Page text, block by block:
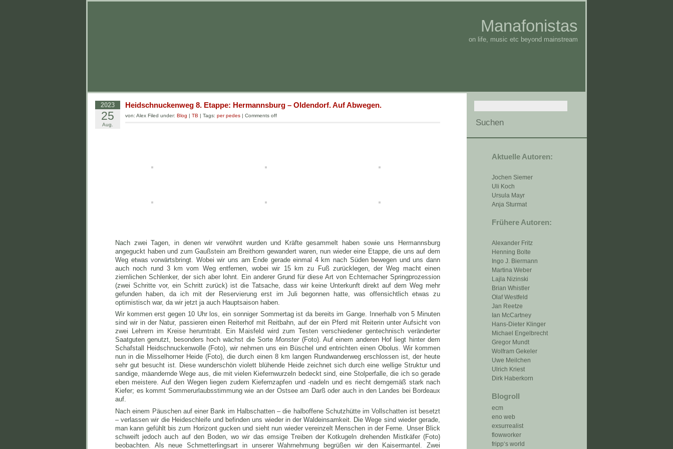
Manafonistas
on life, music etc beyond mainstream
Aktuelle Autoren:
Jochen Siemer
Uli Koch
Ursula Mayr
Anja Sturmat
Frühere Autoren:
Alexander Fritz
Henning Bolte
Ingo J. Biermann
Martina Weber
Lajla Nizinski
Brian Whistler
Olaf Westfeld
Jan Reetze
Ian McCartney
Hans-Dieter Klinger
Michael Engelbrecht
Gregor Mundt
Wolfram Gekeler
Uwe Meilchen
Ulrich Kriest
Dirk Haberkorn
Blogroll
ecm
eno web
exsurrealist
flowworker
fripp‘s world
2023
25
Aug.
Heidschnuckenweg 8. Etappe: Hermannsburg – Oldendorf. Auf Abwegen.
von: Alex Filed under: Blog | TB | Tags: per pedes | Comments off
Nach zwei Tagen, in denen wir verwöhnt wurden und Kräfte gesammelt haben sowie uns Hermannsburg
angeguckt haben und zum Gaußstein am Breithorn gewandert waren, nun wieder eine Etappe, die uns auf dem
Weg etwas vorwärtsbringt. Wobei wir uns am Ende gerade einmal 4 km nach Süden bewegen und uns dann
auch noch rund 3 km vom Weg entfernen, wobei wir 15 km zu Fuß zurücklegen, der Weg macht einen
ziemlichen Schlenker, der sich aber lohnt. Ein anderer Grund für diese Art von Echternacher Springprozession
(zwei Schritte vor, ein Schritt zurück) ist die Tatsache, dass wir keine Unterkunft direkt auf dem Weg mehr
gefunden haben, da ich mit der Reservierung erst im Juli begonnen hatte, was offensichtlich etwas zu
optimistisch war, da wir jetzt ja auch Hauptsaison haben.
Wir kommen erst gegen 10 Uhr los, ein sonniger Sommertag ist da bereits im Gange. Innerhalb von 5 Minuten
sind wir in der Natur, passieren einen Reiterhof mit Reitbahn, auf der ein Pferd mit Reiterin unter Aufsicht von
zwei Lehrern im Kreise herumtrabt. Ein Maisfeld wird zum Testen verschiedener gentechnisch veränderter
Saatguten genutzt, besonders hoch wächst die SorteMonster(Foto). Auf einem anderen Hof liegt hinter dem
Schafstall Heidschnuckenwolle (Foto), wir nehmen uns ein Büschel und entrichten einen Obolus. Wir kommen
nun in die Misselhorner Heide (Foto), die durch einen 8 km langen Rundwanderweg erschlossen ist, der heute
sehr gut besucht ist. Diese wunderschön violett blühende Heide zeichnet sich durch eine wellige Struktur und
sandige, mäandernde Wege aus, die mit vielen Kiefernwurzeln bedeckt sind, eine Stolperfalle, die ich so gerade
eben meistere. Auf den Wegen liegen zudem Kiefernzapfen und -nadeln und es riecht demgemäß stark nach
Kiefer; es kommt Sommerurlaubsstimmung wie an der Ostsee am Darß oder auch in den Landes bei Bordeaux
auf.
Nach einem Päuschen auf einer Bank im Halbschatten – die halboffene Schutzhütte im Vollschatten ist besetzt
– verlassen wir die Heideschleife und befinden uns wieder in der Waldeinsamkeit. Die Wege sind wieder gerade,
man kann gefühlt bis zum Horizont gucken und sieht nun wieder vereinzelt Menschen in der Ferne. Unser Blick
schweift jedoch auch auf den Boden, wo wir das emsige Treiben der Kotkugeln drehenden Mistkäfer (Foto)
beobachten. Als neue Schmetterlingsart in unserer Wahrnehmung begrüßen wir den Kaisermantel. Zwei